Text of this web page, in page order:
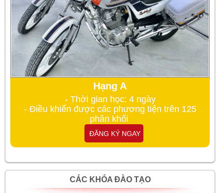
Hạng A
- Thời gian học: 4 ngày
- Điều khiển được các phương tiện trên 125
phân khối
ĐĂNG KÝ NGAY
CÁC KHÓA ĐÀO TẠO